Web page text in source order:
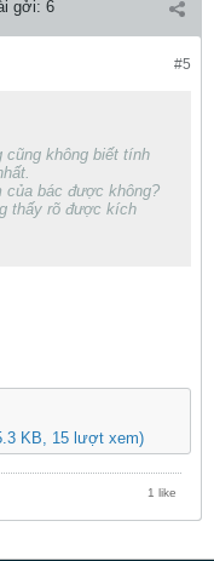
gởi: 6
#5
cũng không biết tính
của bác được không?
thấy rõ được kích
KB, 15 lượt xem)
1 like